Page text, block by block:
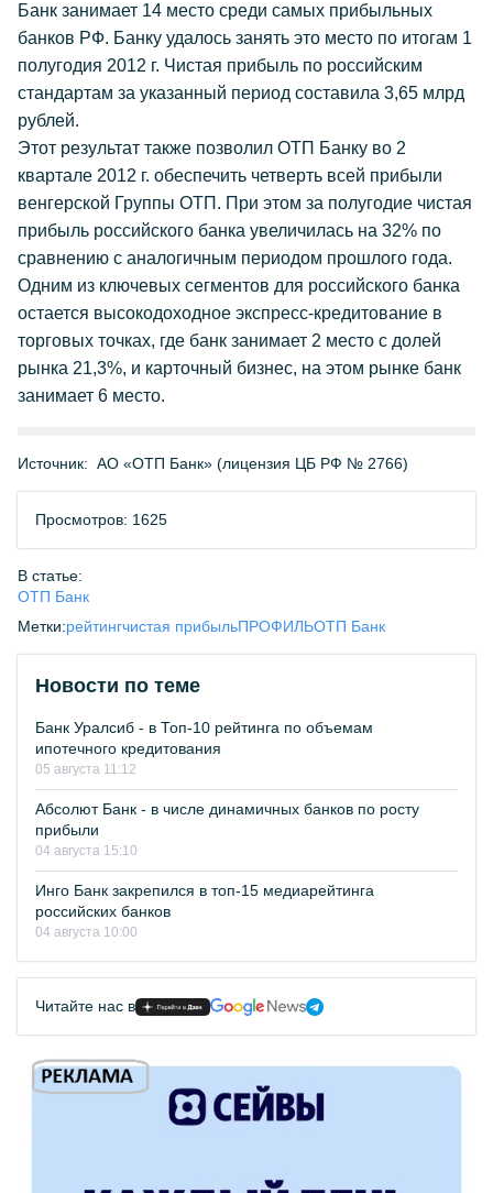
Банк занимает 14 место среди самых прибыльных
банков РФ. Банку удалось занять это место по итогам 1
полугодия 2012 г. Чистая прибыль по российским
стандартам за указанный период составила 3,65 млрд
рублей.
Этот результат также позволил ОТП Банку во 2
квартале 2012 г. обеспечить четверть всей прибыли
венгерской Группы ОТП. При этом за полугодие чистая
прибыль российского банка увеличилась на 32% по
сравнению с аналогичным периодом прошлого года.
Одним из ключевых сегментов для российского банка
остается высокодоходное экспресс-кредитование в
торговых точках, где банк занимает 2 место с долей
рынка 21,3%, и карточный бизнес, на этом рынке банк
занимает 6 место.
Источник: АО «ОТП Банк» (лицензия ЦБ РФ № 2766)
Просмотров: 1625
В статье:
ОТП Банк
Метки:рейтингчистая прибыльПРОФИЛЬОТП Банк
Новости по теме
Банк Уралсиб - в Топ-10 рейтинга по объемам
ипотечного кредитования
05 августа 11:12
Абсолют Банк - в числе динамичных банков по росту
прибыли
04 августа 15:10
Инго Банк закрепился в топ-15 медиарейтинга
российских банков
04 августа 10:00
Читайте нас в